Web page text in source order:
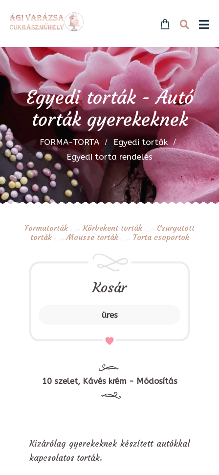
Egyedi torták - Autó
torták gyerekeknek
FORMA-TORTA
Egyedi torták
Egyedi torta rendelés
Formatorták Körbekent torták
Csurgatott
torták
Mousse torták Torta csoportok
Kosár
üres
10 szelet, Kávés krém - Módosítás
Kizárólag gyerekeknek készített autókkal
kapcsolatos torták.